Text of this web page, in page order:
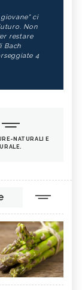
ci
Non
restare
Bach
4
NATURALI E